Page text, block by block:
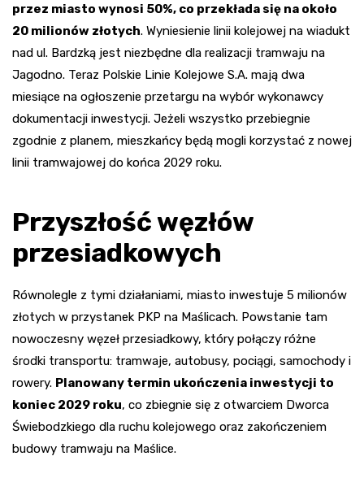
przez miasto wynosi 50%, co przekłada się na około
20 milionów złotych. Wyniesienie linii kolejowej na wiadukt
nad ul. Bardzką jest niezbędne dla realizacji tramwaju na
Jagodno. Teraz Polskie Linie Kolejowe S.A. mają dwa
miesiące na ogłoszenie przetargu na wybór wykonawcy
dokumentacji inwestycji. Jeżeli wszystko przebiegnie
zgodnie z planem, mieszkańcy będą mogli korzystać z nowej
linii tramwajowej do końca 2029 roku.
Przyszłość węzłów
przesiadkowych
Równolegle z tymi działaniami, miasto inwestuje 5 milionów
złotych w przystanek PKP na Maślicach. Powstanie tam
nowoczesny węzeł przesiadkowy, który połączy różne
środki transportu: tramwaje, autobusy, pociągi, samochody i
rowery. Planowany termin ukończenia inwestycji to
koniec 2029 roku, co zbiegnie się z otwarciem Dworca
Świebodzkiego dla ruchu kolejowego oraz zakończeniem
budowy tramwaju na Maślice.